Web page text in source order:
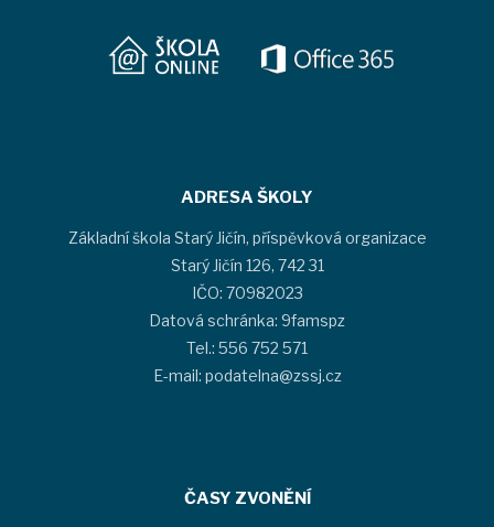
ADRESA ŠKOLY
Základní škola Starý Jičín, příspěvková organizace
Starý Jičín 126, 742 31
IČO: 70982023
Datová schránka: 9famspz
Tel.: 556 752 571
E-mail: podatelna@zssj.cz
ČASY ZVONĚNÍ